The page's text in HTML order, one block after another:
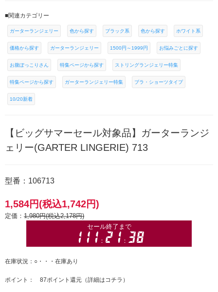
■関連カテゴリー
ガーターランジェリー 色から探す ブラック系 色から探す ホワイト系
価格から探す ガーターランジェリー 1500円～1999円 お悩みごとに探す
お腹ぽっこりさん 特集ページから探す ストリングランジェリー特集
特集ページから探す ガーターランジェリー特集 ブラ・ショーツタイプ
10/20新着
【ビッグサマーセール対象品】ガーターランジ
ェリー(GARTER LINGERIE) 713
型番：106713
1,584円(税込1,742円)
定価： 1,980円(税込2,178円)
在庫状況：○・・・在庫あり
ポイント： 87ポイント還元（詳細はコチラ ）